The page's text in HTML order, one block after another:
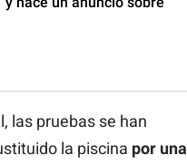
las pruebas se han
la piscina por una